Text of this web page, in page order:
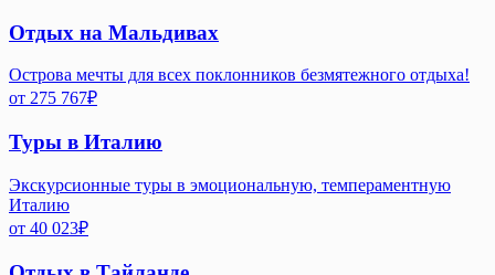
Отдых на Мальдивах
Острова мечты для всех поклонников безмятежного отдыха!
от 275 767₽
Туры в Италию
Экскурсионные туры в эмоциональную, темпераментную
Италию
от 40 023₽